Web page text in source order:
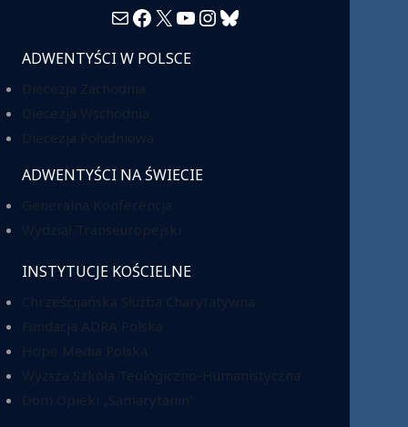
MailFacebook
X YouTube
Instagram
Bluesky
ADWENTYŚCI W POLSCE
ADWENTYŚCI NA ŚWIECIE
INSTYTUCJE KOŚCIELNE